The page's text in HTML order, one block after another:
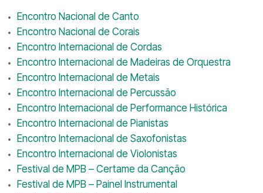
Encontro Nacional de Canto
Encontro Nacional de Corais
Encontro Internacional de Cordas
Encontro Internacional de Madeiras de Orquestra
Encontro Internacional de Metais
Encontro Internacional de Percussão
Encontro Internacional de Performance Histórica
Encontro Internacional de Pianistas
Encontro Internacional de Saxofonistas
Encontro Internacional de Violonistas
Festival de MPB – Certame da Canção
Festival de MPB – Painel Instrumental